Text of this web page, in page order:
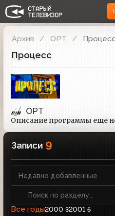
Архив ОРТ Процесс
Процесс
ОРТ
Описание программы еще
Записи 9
Все годы2000 32001 6